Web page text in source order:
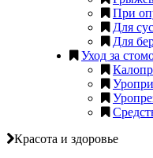
При
Для
Для
Уход за
Красота и здоровье